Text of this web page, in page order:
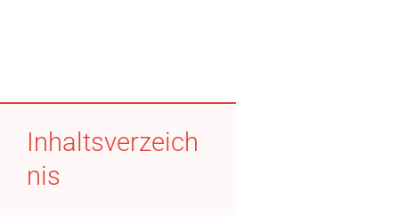
Inhaltsverzeich
nis